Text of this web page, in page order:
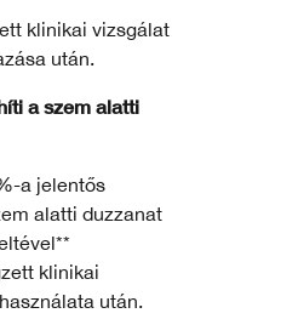
klinikai vizsgálat
után.
a szem alatti
a jelentős
alatti duzzanat
klinikai
után.